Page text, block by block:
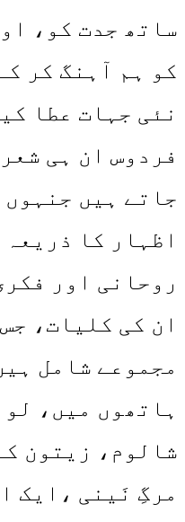
ساتھ جدت کو،
کو ہم آہنگ کر
نئی جہات عطا
فردوس ان ہی
جاتے ہیں
اظہار کا
روحانی اور
ان کی کلیات،
مجموعے شامل
ہاتھوں میں،
شالوم، زیتون
مرگِ نَینی ،ایک